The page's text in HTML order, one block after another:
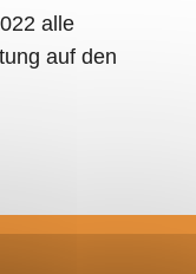
alle
auf den